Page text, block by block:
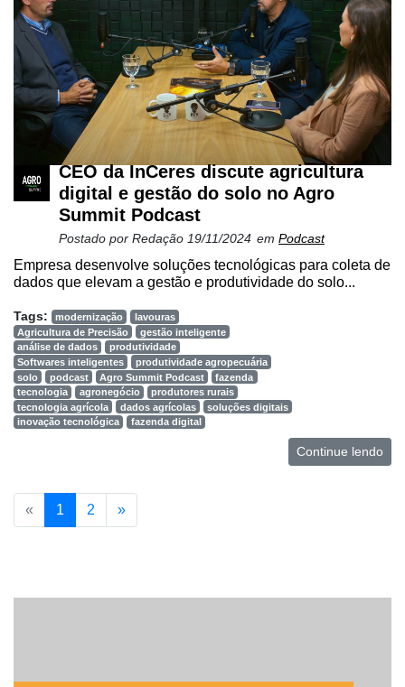
CEO da InCeres discute agricultura
digital e gestão do solo no Agro
Summit Podcast
Postado por Redação 19/11/2024 em Podcast
Empresa desenvolve soluções tecnológicas para coleta de
dados que elevam a gestão e produtividade do solo...
Tags: modernização
lavouras
Agricultura de Precisão
gestão inteligente
análise de dados
produtividade
Softwares inteligentes
produtividade agropecuária
solo
podcast Agro Summit Podcast
fazenda
tecnologia
agronegócio
produtores rurais
tecnologia agrícola
dados agrícolas
soluções digitais
inovação tecnológica
fazenda digital
Continue lendo
« 1 2 »